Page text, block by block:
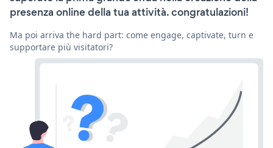
presenza online della tua attività. congratulazioni!
Ma poi arriva the hard part: come engage, captivate, turn e
supportare più visitatori?